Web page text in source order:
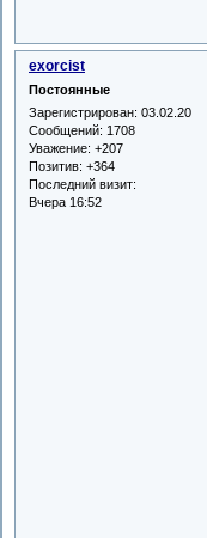
exorcist
Постоянные
Зарегистрирован: 03.02.20
Сообщений: 1708
Уважение: +207
Позитив: +364
Последний визит:
Вчера 16:52